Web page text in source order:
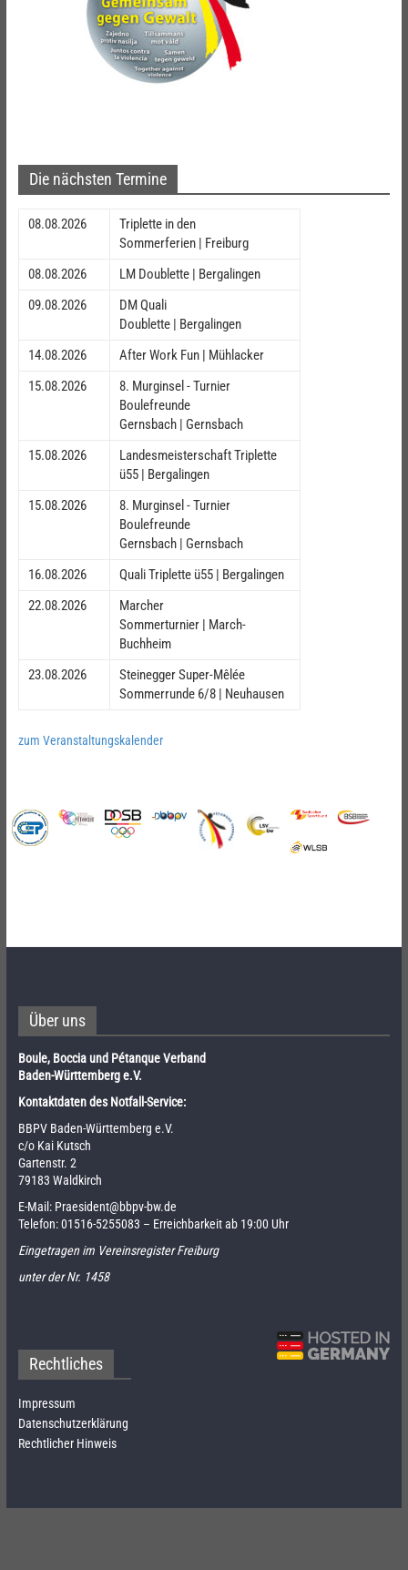
Die nächsten Termine
08.08.2026
Triplette in den
Sommerferien | Freiburg
08.08.2026
LM Doublette | Bergalingen
09.08.2026
DM Quali
Doublette | Bergalingen
14.08.2026
After Work Fun | Mühlacker
15.08.2026
8. Murginsel - Turnier
Boulefreunde
Gernsbach | Gernsbach
15.08.2026
Landesmeisterschaft Triplette
ü55 | Bergalingen
15.08.2026
8. Murginsel - Turnier
Boulefreunde
Gernsbach | Gernsbach
16.08.2026
Quali Triplette ü55 | Bergalingen
22.08.2026
Marcher
Sommerturnier | March-
Buchheim
23.08.2026
Steinegger Super-Mêlée
Sommerrunde 6/8 | Neuhausen
zum Veranstaltungskalender
Über uns
Boule, Boccia und Pétanque Verband
Baden-Württemberg e.V.
Kontaktdaten des Notfall-Service:
BBPV Baden-Württemberg e.V.
c/o Kai Kutsch
Gartenstr. 2
79183 Waldkirch
E-Mail: Praesident@bbpv-bw.de
Telefon:01516-5255083 – Erreichbarkeit ab 19:00 Uhr
Eingetragen im Vereinsregister Freiburg
unter der Nr. 1458
Rechtliches
Impressum
Datenschutzerklärung
Rechtlicher Hinweis